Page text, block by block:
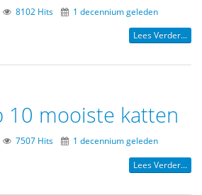
8102 Hits 1 decennium geleden
Lees Verder...
10 mooiste katten
7507 Hits 1 decennium geleden
Lees Verder...